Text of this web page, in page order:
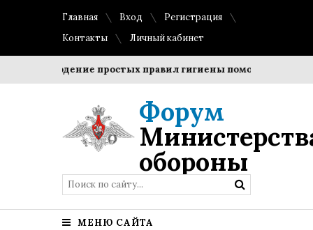
Главная Вход
Регистрация
Контакты
Личный кабинет
Соблюдение простых правил гигиены помогает
Форум
обороны
МЕНЮ САЙТА